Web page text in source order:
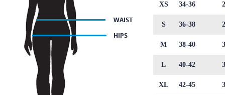
XS 34-36
S 36-38
M 38-40
L 40-42
XL 42-45